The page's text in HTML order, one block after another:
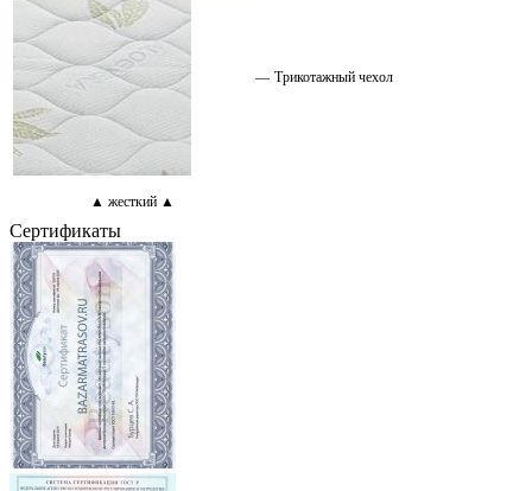
— Трикотажный чехол
▲ жесткий ▲
Сертификаты